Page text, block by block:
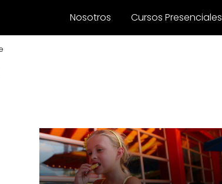
Nosotros Cursos Presenciales